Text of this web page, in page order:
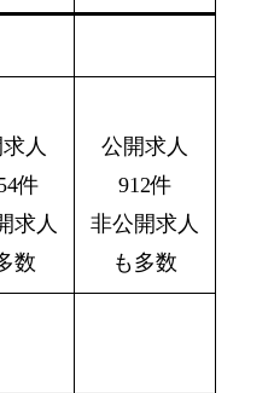
人
件
求人
数
公開求人
912件
非公開求人
も多数